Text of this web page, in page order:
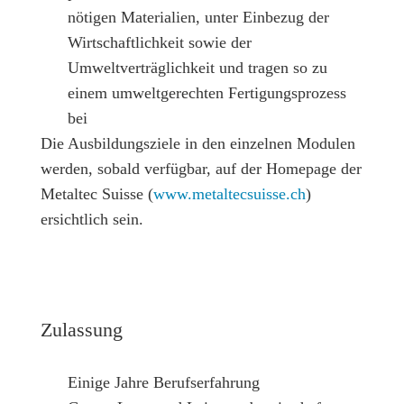
nötigen Materialien, unter Einbezug der
Wirtschaftlichkeit sowie der
Umweltverträglichkeit und tragen so zu
einem umweltgerechten Fertigungsprozess
bei
Die Ausbildungsziele in den einzelnen Modulen
werden, sobald verfügbar, auf der Homepage der
Metaltec Suisse (www.metaltecsuisse.ch)
ersichtlich sein.
Zulassung
Einige Jahre Berufserfahrung